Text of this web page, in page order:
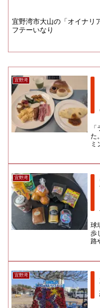
宜野湾市大山の「オイナリ
フテーいなり
宜野湾
た
ミ
宜野湾
球
歩
路
宜野湾